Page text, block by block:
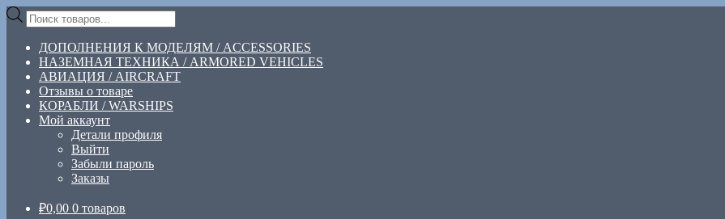
Перейти
навигации
Перейти
содержимому
Поиск
товаров
ДОПОЛНЕНИЯ К МОДЕЛЯМ / ACCESSORIES
НАЗЕМНАЯ ТЕХНИКА / ARMORED VEHICLES
АВИАЦИЯ / AIRCRAFT
Отзывы о товаре
КОРАБЛИ / WARSHIPS
Мой аккаунт
Детали профиля
Выйти
Забыли пароль
Заказы
₽0,00 0 товаров